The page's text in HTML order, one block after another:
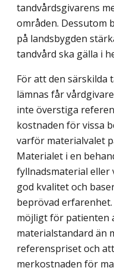
tandvårdsgivarens
områden. Dessutom
på landsbygden
tandvård ska gälla i
För att den särskilda
lämnas får
inte överstiga
kostnaden för vissa
varför materialvalet
Materialet i en
fyllnadsmaterial eller
god kvalitet och
beprövad
möjligt för patienten
materialstandard än
referenspriset och
merkostnaden för